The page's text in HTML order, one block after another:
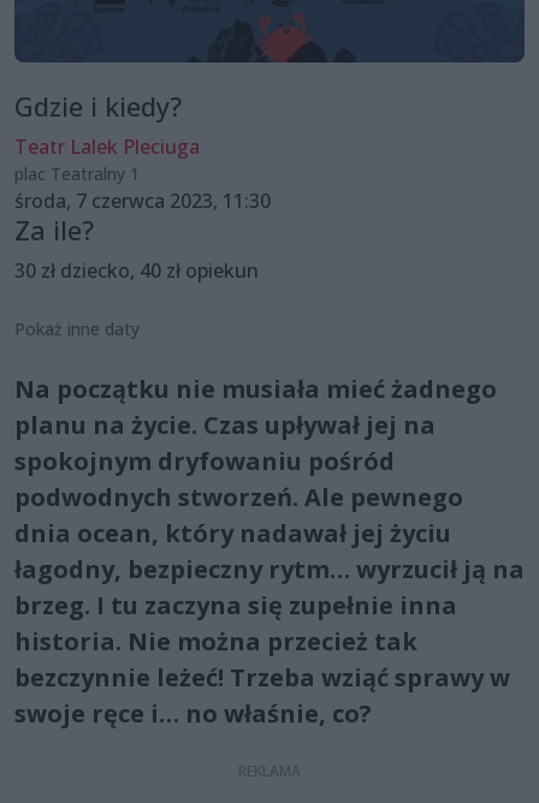
Gdzie i kiedy?
Teatr Lalek Pleciuga
plac Teatralny 1
środa, 7 czerwca 2023, 11:30
Za ile?
30 zł dziecko, 40 zł opiekun
Pokaż inne daty
Na początku nie musiała mieć żadnego
planu na życie. Czas upływał jej na
spokojnym dryfowaniu pośród
podwodnych stworzeń. Ale pewnego
dnia ocean, który nadawał jej życiu
łagodny, bezpieczny rytm… wyrzucił ją na
brzeg. I tu zaczyna się zupełnie inna
historia. Nie można przecież tak
bezczynnie leżeć! Trzeba wziąć sprawy w
swoje ręce i… no właśnie, co?